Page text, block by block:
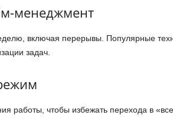
менеджмент
включая перерывы. Популярные
задач.
работы, чтобы избежать перехода в